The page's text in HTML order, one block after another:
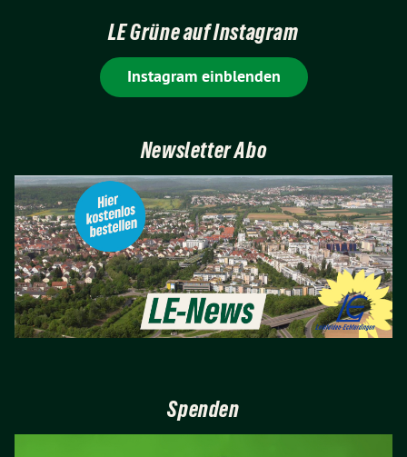
LE Grüne auf Instagram
Instagram einblenden
Newsletter Abo
Spenden